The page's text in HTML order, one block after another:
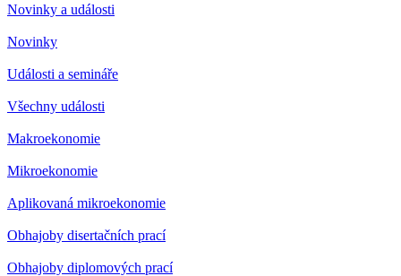
Novinky a události
Novinky
Události a semináře
Všechny události
Makroekonomie
Mikroekonomie
Aplikovaná mikroekonomie
Obhajoby disertačních prací
Obhajoby diplomových prací